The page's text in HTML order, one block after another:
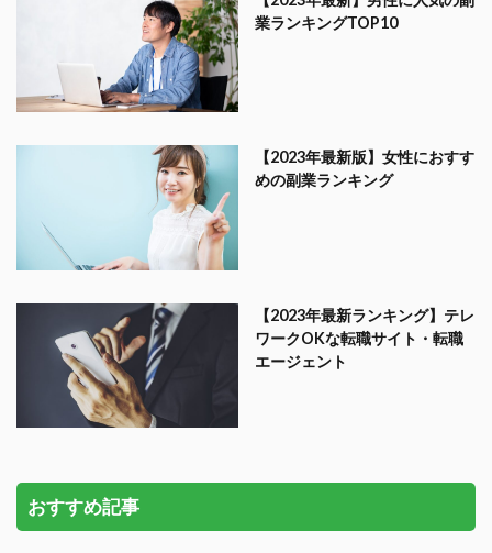
業ランキングTOP10
【2023年最新版】女性におすす
めの副業ランキング
【2023年最新ランキング】テレ
ワークOKな転職サイト・転職
エージェント
おすすめ記事